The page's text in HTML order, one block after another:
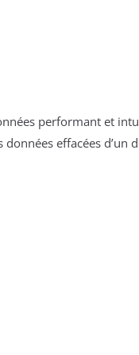
performant et
effacées d’un